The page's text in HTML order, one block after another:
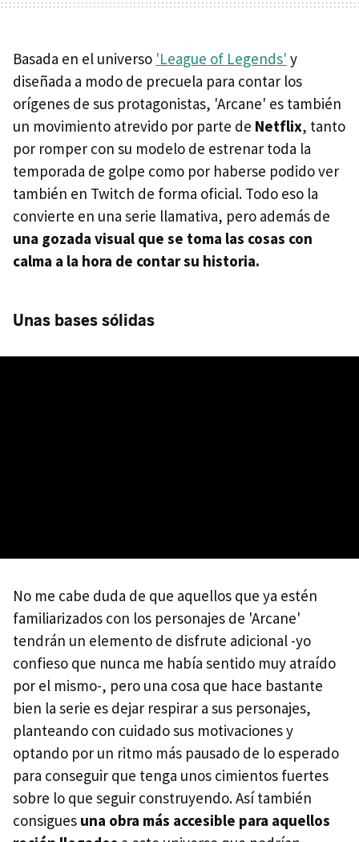
Basada en el universo 'League of Legends' y
diseñada a modo de precuela para contar los
orígenes de sus protagonistas, 'Arcane' es también
un movimiento atrevido por parte de Netflix, tanto
por romper con su modelo de estrenar toda la
temporada de golpe como por haberse podido ver
también en Twitch de forma oficial. Todo eso la
convierte en una serie llamativa, pero además de
una gozada visual que se toma las cosas con
calma a la hora de contar su historia.
Unas bases sólidas
No me cabe duda de que aquellos que ya estén
familiarizados con los personajes de 'Arcane'
tendrán un elemento de disfrute adicional -yo
confieso que nunca me había sentido muy atraído
por el mismo-, pero una cosa que hace bastante
bien la serie es dejar respirar a sus personajes,
planteando con cuidado sus motivaciones y
optando por un ritmo más pausado de lo esperado
para conseguir que tenga unos cimientos fuertes
sobre lo que seguir construyendo. Así también
consigues una obra más accesible para aquellos